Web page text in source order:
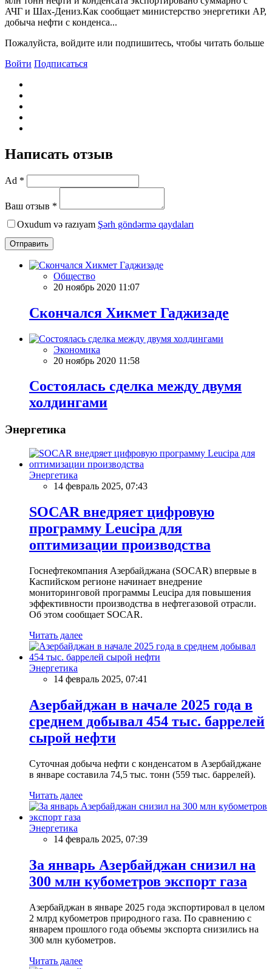
АЧГ и Шах-Дениз.Как сообщает министерство энергетики АР,
добыча нефти с конденса...
Пожалуйста, войдите или подпишитесь, чтобы читать больше
Войти Подписаться
Написать отзыв
Ad *
Ваш отзыв *
Oxudum və razıyam Şərh göndərmə qaydaları
Отправить
Общество
20 ноябрь 2020 11:07
Скончался Хикмет Гаджизаде
Экономика
20 ноябрь 2020 11:58
Состоялась сделка между двумя
холдингами
Энергетика
Энергетика
14 февраль 2025, 07:43
SOCAR внедряет цифровую
программу Leucipa для
оптимизации производства
Госнефтекомпания Азербайджана (SOCAR) впервые в
Каспийском регионе начинает внедрение
мониторинговой программы Leucipa для повышения
эффективности производства в нефтегазовой отрасли.
Об этом сообщает SOCAR.
Читать далее
Энергетика
14 февраль 2025, 07:41
Азербайджан в начале 2025 года в
среднем добывал 454 тыс. баррелей
сырой нефти
Суточная добыча нефти с конденсатом в Азербайджане
в январе составила 74,5 тыс. тонн (559 тыс. баррелей).
Читать далее
Энергетика
14 февраль 2025, 07:39
За январь Азербайджан снизил на
300 млн кубометров экспорт газа
Азербайджан в январе 2025 года экспортировал в целом
2 млрд кубометров природного газа. По сравнению с
январем прошлого года объемы экспорта снизились на
300 млн кубометров.
Читать далее